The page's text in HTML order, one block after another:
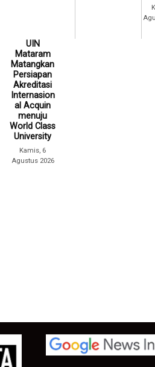
UIN
Mataram
Matangkan
Persiapan
Akreditasi
Internasion
al Acquin
menuju
World Class
University
Kamis, 6
Agustus 2026